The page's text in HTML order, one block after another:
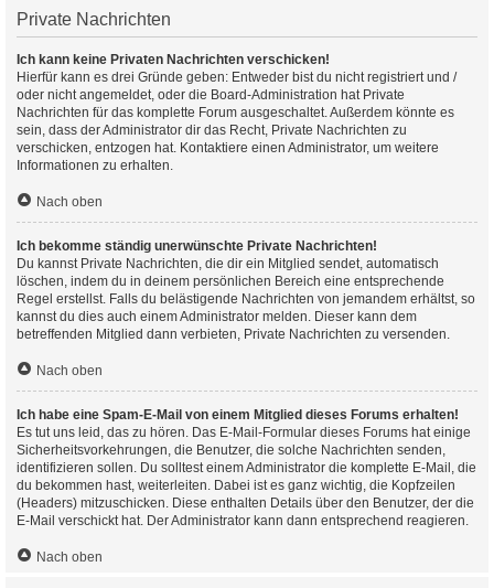
Private Nachrichten
Ich kann keine Privaten Nachrichten verschicken!
Hierfür kann es drei Gründe geben: Entweder bist du nicht registriert und /
oder nicht angemeldet, oder die Board-Administration hat Private
Nachrichten für das komplette Forum ausgeschaltet. Außerdem könnte es
sein, dass der Administrator dir das Recht, Private Nachrichten zu
verschicken, entzogen hat. Kontaktiere einen Administrator, um weitere
Informationen zu erhalten.
Nach oben
Ich bekomme ständig unerwünschte Private Nachrichten!
Du kannst Private Nachrichten, die dir ein Mitglied sendet, automatisch
löschen, indem du in deinem persönlichen Bereich eine entsprechende
Regel erstellst. Falls du belästigende Nachrichten von jemandem erhältst, so
kannst du dies auch einem Administrator melden. Dieser kann dem
betreffenden Mitglied dann verbieten, Private Nachrichten zu versenden.
Nach oben
Ich habe eine Spam-E-Mail von einem Mitglied dieses Forums erhalten!
Es tut uns leid, das zu hören. Das E-Mail-Formular dieses Forums hat einige
Sicherheitsvorkehrungen, die Benutzer, die solche Nachrichten senden,
identifizieren sollen. Du solltest einem Administrator die komplette E-Mail, die
du bekommen hast, weiterleiten. Dabei ist es ganz wichtig, die Kopfzeilen
(Headers) mitzuschicken. Diese enthalten Details über den Benutzer, der die
E-Mail verschickt hat. Der Administrator kann dann entsprechend reagieren.
Nach oben